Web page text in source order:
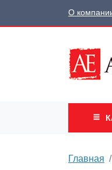
О
Главная